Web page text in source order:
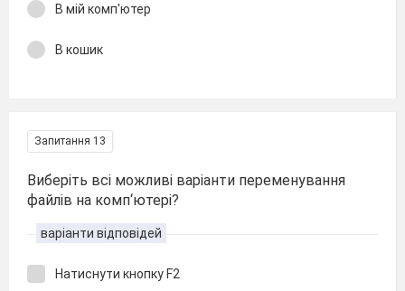
В мій комп'ютер
В кошик
Запитання 13
Виберіть всі можливі варіанти переменування
файлів на комп‘ютері?
варіанти відповідей
Натиснути кнопку F2